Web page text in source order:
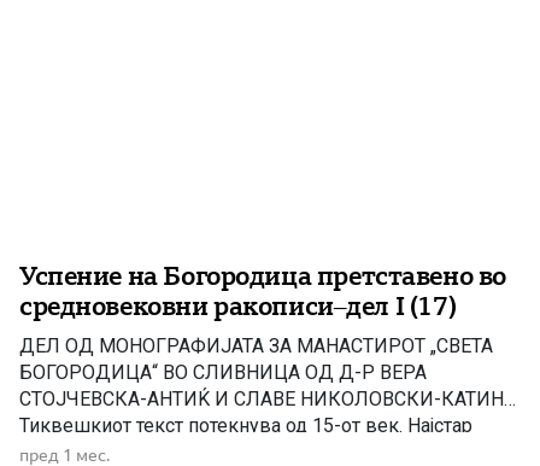
Успение на Богородица претставено во
средновековни ракописи–дел I (17)
ДЕЛ ОД МОНОГРАФИЈАТА ЗА МАНАСТИРОТ „СВЕТА
БОГОРОДИЦА“ ВО СЛИВНИЦА ОД Д-Р ВЕРА
СТОЈЧЕВСКА-АНТИЌ И СЛАВЕ НИКОЛОВСКИ-КАТИН
Тиквешкиот текст потекнува од 15-от век. Најстар
препис, и тоа јужнословенски, открил и објавил А.
пред 1 мес.